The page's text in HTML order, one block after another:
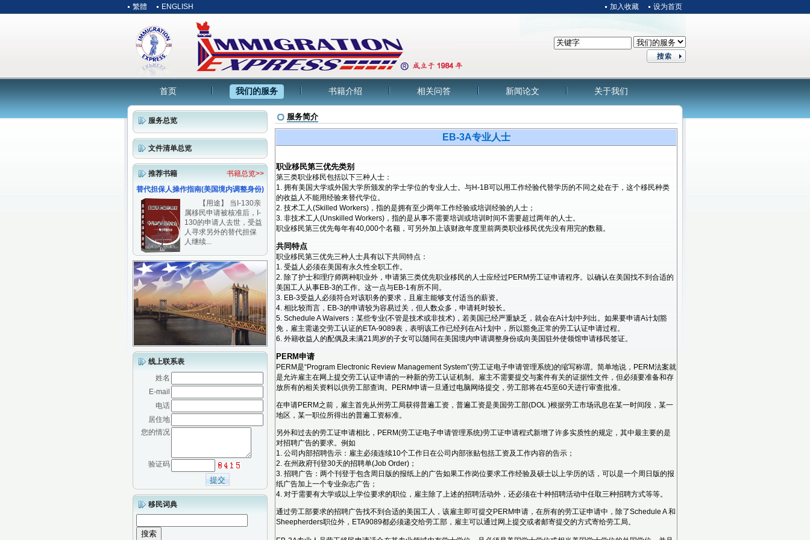
繁體 ENGLISH 加入收藏 设为首页
首页 我们的服务 书籍介绍 相关问答 新闻论文 关于我们
服务总览
文件清单总览
推荐书籍
书籍总览>>
替代担保人操作指南(美国境内调整身份)
【用途】 当I-130亲
属移民申请被核准后，I-
130的申请人去世，受益
人寻求另外的替代担保
人继续...
线上联系表
姓名
E-mail
电话
居住地
您的情况
验证码
移民词典
服务简介
EB-3A专业人士
职业移民第三优先类别
第三类职业移民包括以下三种人士：
1. 拥有美国大学或外国大学所颁发的学士学位的专业人士。与H-1B可以用工作经验代替学历的不同之处在于，这个移民种类
的收益人不能用经验来替代学位。
2. 技术工人(Skilled Workers)，指的是拥有至少两年工作经验或培训经验的人士；
3. 非技术工人(Unskilled Workers)，指的是从事不需要培训或培训时间不需要超过两年的人士。
职业移民第三优先每年有40,000个名额，可另外加上该财政年度里前两类职业移民优先没有用完的数额。
共同特点
职业移民第三优先三种人士具有以下共同特点：
1. 受益人必须在美国有永久性全职工作。
2. 除了护士和理疗师两种职业外，申请第三类优先职业移民的人士应经过PERM劳工证申请程序。以确认在美国找不到合适的
美国工人从事EB-3的工作。这一点与EB-1有所不同。
3. EB-3受益人必须符合对该职务的要求，且雇主能够支付适当的薪资。
4. 相比较而言，EB-3的申请较为容易过关，但人数众多，申请耗时较长。
5. Schedule A Waivers：某些专业(不管是技术或非技术)，若美国已经严重缺乏，就会在A计划中列出。如果要申请A计划豁
免，雇主需递交劳工认证的ETA-9089表，表明该工作已经列在A计划中，所以豁免正常的劳工认证申请过程。
6. 外籍收益人的配偶及未满21周岁的子女可以随同在美国境内申请调整身份或向美国驻外使领馆申请移民签证。
PERM申请
PERM是“Program Electronic Review Management System”(劳工证电子申请管理系统)的缩写称谓。简单地说，PERM法案就
是允许雇主在网上提交劳工认证申请的一种新的劳工认证机制。雇主不需要提交与案件有关的证据性文件，但必须要准备和存
放所有的相关资料以供劳工部查询。PERM申请一旦通过电脑网络提交，劳工部将在45至60天进行审查批准。
在申请PERM之前，雇主首先从州劳工局获得普遍工资，普遍工资是美国劳工部(DOL )根据劳工市场讯息在某一时间段，某一
地区，某一职位所得出的普遍工资标准。
另外和过去的劳工证申请相比，PERM(劳工证电子申请管理系统)劳工证申请程式新增了许多实质性的规定，其中最主要的是
对招聘广告的要求。例如
1. 公司内部招聘告示：雇主必须连续10个工作日在公司内部张贴包括工资及工作内容的告示；
2. 在州政府刊登30天的招聘单(Job Order)；
3. 招聘广告：两个刊登于包含周日版的报纸上的广告如果工作岗位要求工作经验及硕士以上学历的话，可以是一个周日版的报
纸广告加上一个专业杂志广告；
4. 对于需要有大学或以上学位要求的职位，雇主除了上述的招聘活动外，还必须在十种招聘活动中任取三种招聘方式等等。
通过劳工部要求的招聘广告找不到合适的美国工人，该雇主即可提交PERM申请，在所有的劳工证申请中，除了Schedule A 和
Sheepherders职位外，ETA9089都必须递交给劳工部，雇主可以通过网上提交或者邮寄提交的方式寄给劳工局。